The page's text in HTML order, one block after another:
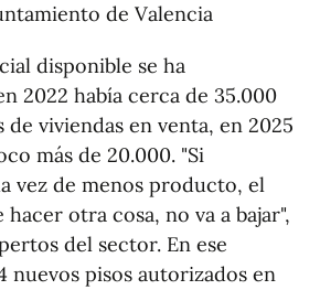
de Valencia
disponible se ha
2022 había cerca de 35.000
viviendas en venta, en 2025
más de 20.000. "Si
vez de menos producto, el
otra cosa, no va a bajar",
del sector. En ese
nuevos pisos autorizados en